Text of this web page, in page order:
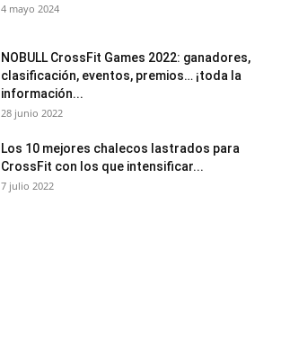
4 mayo 2024
NOBULL CrossFit Games 2022: ganadores,
clasificación, eventos, premios… ¡toda la
información...
28 junio 2022
Los 10 mejores chalecos lastrados para
CrossFit con los que intensificar...
7 julio 2022